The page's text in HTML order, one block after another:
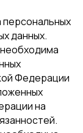
персональных
данных.
Федерации
на